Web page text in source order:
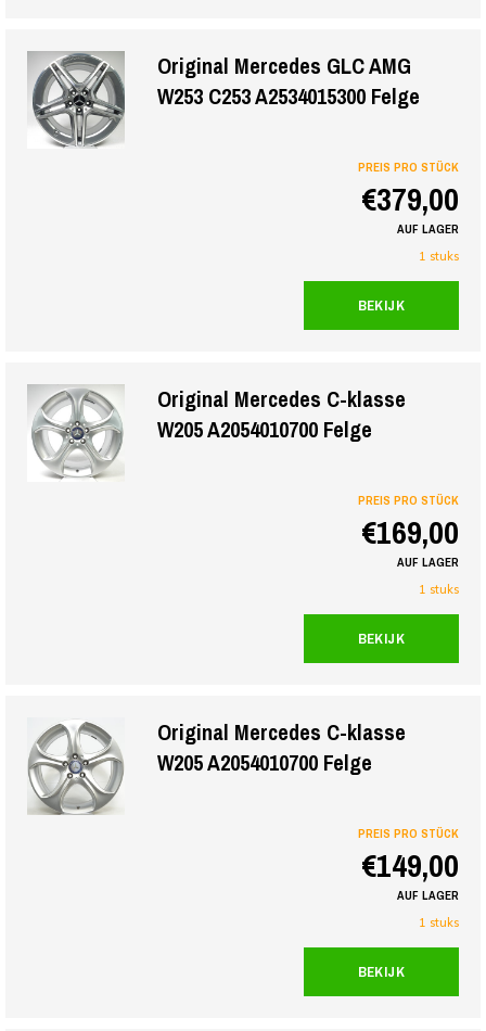
Original Mercedes GLC AMG
W253 C253 A2534015300 Felge
PREIS PRO STÜCK
€379,00
AUF LAGER
1 stuks
BEKIJK
Original Mercedes C-klasse
W205 A2054010700 Felge
PREIS PRO STÜCK
€169,00
AUF LAGER
1 stuks
BEKIJK
Original Mercedes C-klasse
W205 A2054010700 Felge
PREIS PRO STÜCK
€149,00
AUF LAGER
1 stuks
BEKIJK